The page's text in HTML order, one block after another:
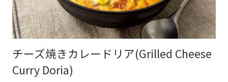
チーズ焼きカレードリア(Grilled Cheese
Curry Doria)